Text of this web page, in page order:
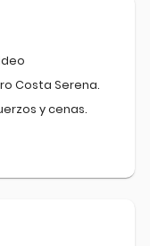
Costa Serena.
y cenas.